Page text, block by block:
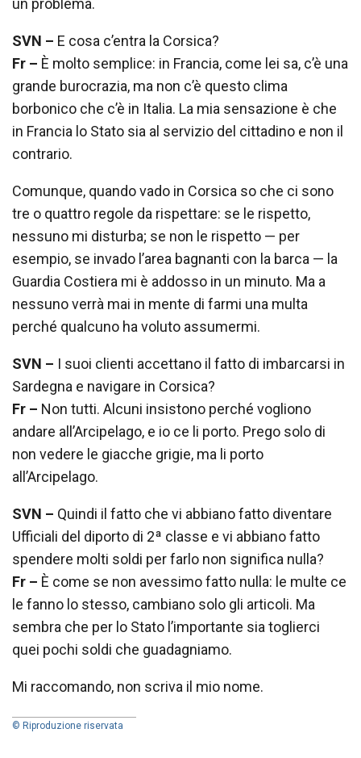
SVN – E cosa c’entra la Corsica?
Fr – È molto semplice: in Francia, come lei sa, c’è una
grande burocrazia, ma non c’è questo clima
borbonico che c’è in Italia. La mia sensazione è che
in Francia lo Stato sia al servizio del cittadino e non il
contrario.
Comunque, quando vado in Corsica so che ci sono
tre o quattro regole da rispettare: se le rispetto,
nessuno mi disturba; se non le rispetto — per
esempio, se invado l’area bagnanti con la barca — la
Guardia Costiera mi è addosso in un minuto. Ma a
nessuno verrà mai in mente di farmi una multa
perché qualcuno ha voluto assumermi.
SVN – I suoi clienti accettano il fatto di imbarcarsi in
Sardegna e navigare in Corsica?
Fr – Non tutti. Alcuni insistono perché vogliono
andare all’Arcipelago, e io ce li porto. Prego solo di
non vedere le giacche grigie, ma li porto
all’Arcipelago.
SVN – Quindi il fatto che vi abbiano fatto diventare
Ufficiali del diporto di 2ª classe e vi abbiano fatto
spendere molti soldi per farlo non significa nulla?
Fr – È come se non avessimo fatto nulla: le multe ce
le fanno lo stesso, cambiano solo gli articoli. Ma
sembra che per lo Stato l’importante sia toglierci
quei pochi soldi che guadagniamo.
Mi raccomando, non scriva il mio nome.
© Riproduzione riservata